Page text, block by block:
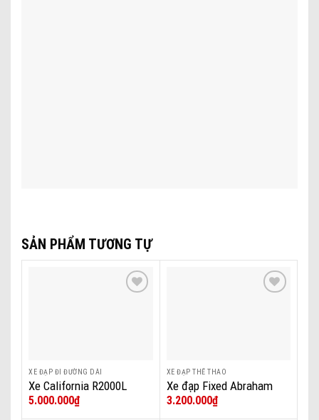
SẢN PHẨM TƯƠNG TỰ
XE ĐẠP ĐI ĐƯỜNG DÀI
Xe California R2000L
DaNa
5.000.000₫
XE ĐẠP THỂ THAO
Xe đạp Fixed Abraham
3.200.000₫